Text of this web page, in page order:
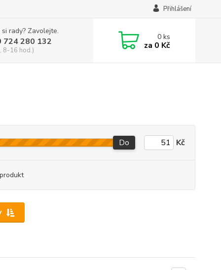
Přihlášení
rady? Zavolejte.
724 280 132
8-16 hod.)
0ks
za 0 Kč
Do Kč